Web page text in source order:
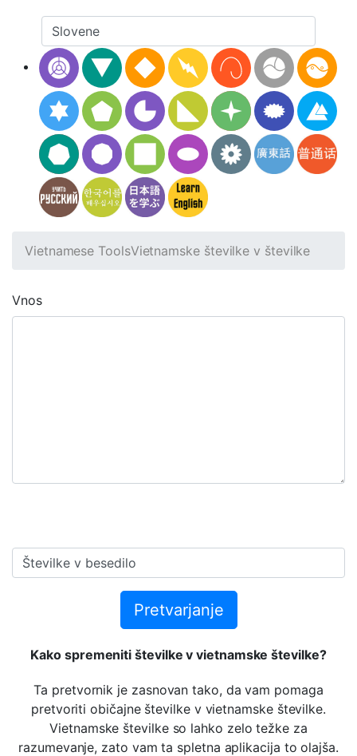
Vietnamese ToolsVietnamske številke v številke
Vnos
Pretvarjanje
Kako spremeniti številke v vietnamske številke?
Ta pretvornik je zasnovan tako, da vam pomaga
pretvoriti običajne številke v vietnamske številke.
Vietnamske številke so lahko zelo težke za
razumevanje, zato vam ta spletna aplikacija to olajša.